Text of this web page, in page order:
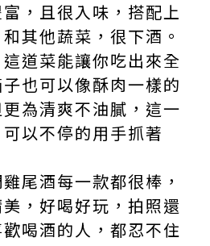
，且很入味，搭配上
其他蔬菜，很下酒。
道菜能讓你吃出來全
也可以像酥肉一樣的
為清爽不油膩，這一
以不停的用手抓著
尾酒每一款都很棒，
，好喝好玩，拍照還
喝酒的人，都忍不住